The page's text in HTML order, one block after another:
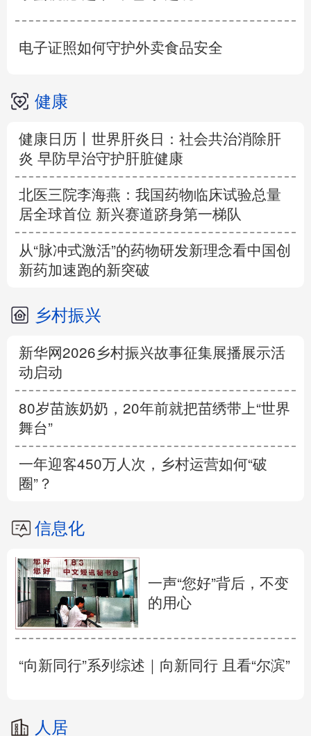
电子证照如何守护外卖食品安全
健康
健康日历丨世界肝炎日：社会共治消除肝
炎 早防早治守护肝脏健康
北医三院李海燕：我国药物临床试验总量
居全球首位 新兴赛道跻身第一梯队
从“脉冲式激活”的药物研发新理念看中国创
新药加速跑的新突破
乡村振兴
新华网2026乡村振兴故事征集展播展示活
动启动
80岁苗族奶奶，20年前就把苗绣带上“世界
舞台”
一年迎客450万人次，乡村运营如何“破
圈”？
信息化
一声“您好”背后，不变
的用心
“向新同行”系列综述｜向新同行 且看“尔滨”
人居